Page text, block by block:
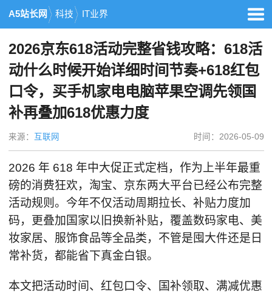
A5站长网 科技 IT业界
2026京东618活动完整省钱攻略：618活
动什么时候开始详细时间节奏+618红包
口令，买手机家电电脑苹果空调先领国
补再叠加618优惠力度
来源： 互联网 时间：2026-05-09
2026 年 618 年中大促正式定档，作为上半年最重
磅的消费狂欢，淘宝、京东两大平台已经公布完整
活动规则。今年不仅活动周期拉长、补贴力度加
码，更叠加国家以旧换新补贴，覆盖数码家电、美
妆家居、服饰食品等全品类，不管是囤大件还是日
常补货，都能省下真金白银。
本文把活动时间、红包口令、国补领取、满减优惠